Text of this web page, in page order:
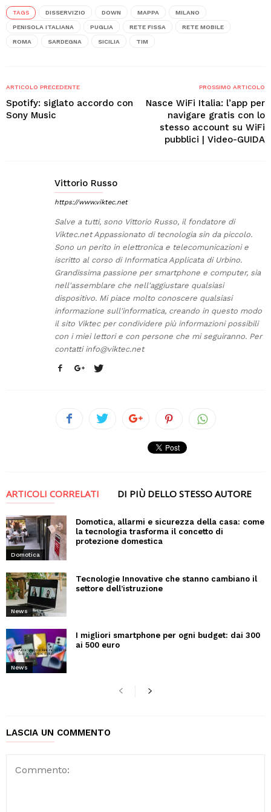
TAGS DISSERVIZIO DOWN MAPPA MILANO
PENISOLA ITALIANA PUGLIA RETE FISSA RETE MOBILE
ROMA SARDEGNA SICILIA TIM
ARTICOLO PRECEDENTE
Spotify: siglato accordo con
Sony Music
PROSSIMO ARTICOLO
Nasce WiFi Italia: l’app per
navigare gratis con lo
stesso account su WiFi
pubblici | Video-GUIDA
Vittorio Russo
https://www.viktec.net
Salve a tutti, sono Vittorio Russo, il fondatore di
Viktec.net Appassionato di tecnologia sin da piccolo.
Sono un perito in elettronica e telecomunicazioni e
iscritto al corso di Informatica Applicata di Urbino.
Grandissima passione per smartphone e computer, sia
nell'assemblare che nell'aggiustare qualsiasi
dispositivo. Mi piace molto conoscere qualsiasi
informazione sull'informatica, creando in questo modo
il sito Viktec per condividere più informazioni possibili
con i miei lettori e con persone che mi seguiranno. Per
contatti info@viktec.net
ARTICOLI CORRELATI DI PIÙ DELLO STESSO AUTORE
Domotica
Domotica, allarmi e sicurezza della casa: come
la tecnologia trasforma il concetto di
protezione domestica
News
Tecnologie Innovative che stanno cambiano il
settore dell’istruzione
News
I migliori smartphone per ogni budget: dai 300
ai 500 euro
LASCIA UN COMMENTO